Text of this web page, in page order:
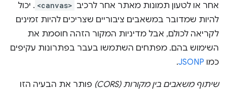
אחר או לטעון תמונות מאתר אחר לרכיב <canvas> . יכול
להיות שמדובר במשאבים ציבוריים שצריכים להיות זמינים
לקריאה לכולם, אבל מדיניות המקור הזהה חוסמת את
השימוש בהם. מפתחים השתמשו בעבר בפתרונות עקיפים
כמו JSONP
.
שיתוף משאבים בין מקורות (CORS)
פותר את הבעיה הזו